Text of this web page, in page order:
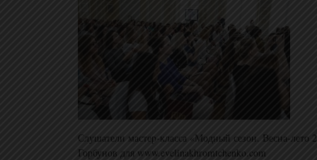
Слушатели мастер-класса «Модный сезон. Весна-
Горбунов для www.evelinakhromtchenko.com